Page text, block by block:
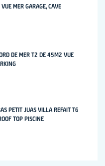
MER GARAGE, CAVE
DE MER T2 DE 45M2 VUE
PETIT JUAS VILLA REFAIT T6
TOP PISCINE